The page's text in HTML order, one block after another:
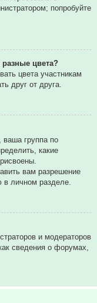
попробуйте
цвета?
цвета участникам
друг от друга.
ваша группа по
какие
вам разрешение
личном разделе.
и модераторов
сведения о форумах,